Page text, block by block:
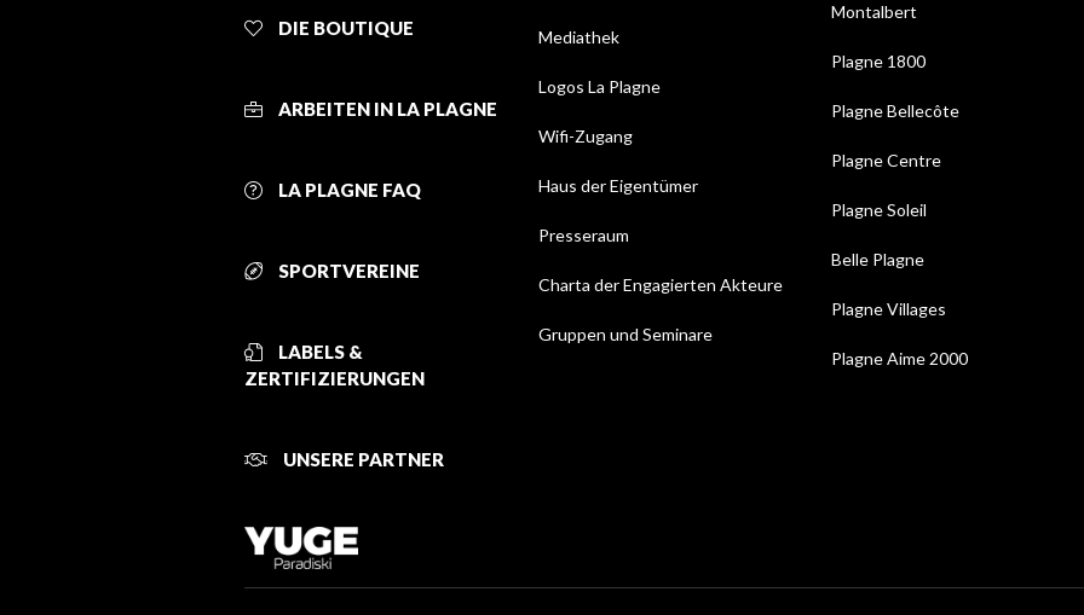
DIE BOUTIQUE
ARBEITEN IN LA PLAGNE
LA PLAGNE FAQ
SPORTVEREINE
LABELS &
ZERTIFIZIERUNGEN
UNSERE PARTNER
Mediathek
Logos La Plagne
Wifi-Zugang
Haus der Eigentümer
Presseraum
Charta der Engagierten Akteure
Gruppen und Seminare
Montalbert
Plagne 1800
Plagne Bellecôte
Plagne Centre
Plagne Soleil
Belle Plagne
Plagne Villages
Plagne Aime 2000